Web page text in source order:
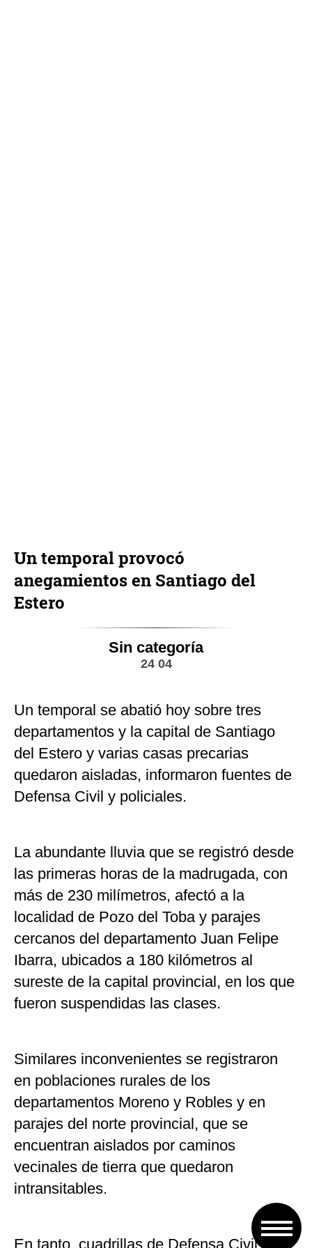
Un temporal provocó
anegamientos en Santiago del
Estero
Sin categoría
24 04
Un temporal se abatió hoy sobre tres
departamentos y la capital de Santiago
del Estero y varias casas precarias
quedaron aisladas, informaron fuentes de
Defensa Civil y policiales.
La abundante lluvia que se registró desde
las primeras horas de la madrugada, con
más de 230 milímetros, afectó a la
localidad de Pozo del Toba y parajes
cercanos del departamento Juan Felipe
Ibarra, ubicados a 180 kilómetros al
sureste de la capital provincial, en los que
fueron suspendidas las clases.
Similares inconvenientes se registraron
en poblaciones rurales de los
departamentos Moreno y Robles y en
parajes del norte provincial, que se
encuentran aislados por caminos
vecinales de tierra que quedaron
intransitables.
En tanto, cuadrillas de Defensa Civil y